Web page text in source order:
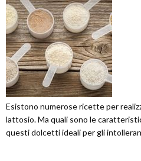
Esistono numerose ricette per
lattosio. Ma quali sono le
questi dolcetti ideali per gli